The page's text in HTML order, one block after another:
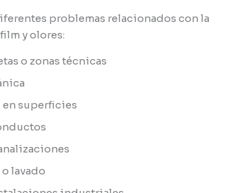
problemas relacionados con la
y olores:
o zonas técnicas
en superficies
lavado